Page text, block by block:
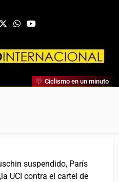
Entrevistas, Análisis,
Web Ciclista De Referencia.
Ciclismo en un minuto
suspendido, París
UCI contra el cartel de